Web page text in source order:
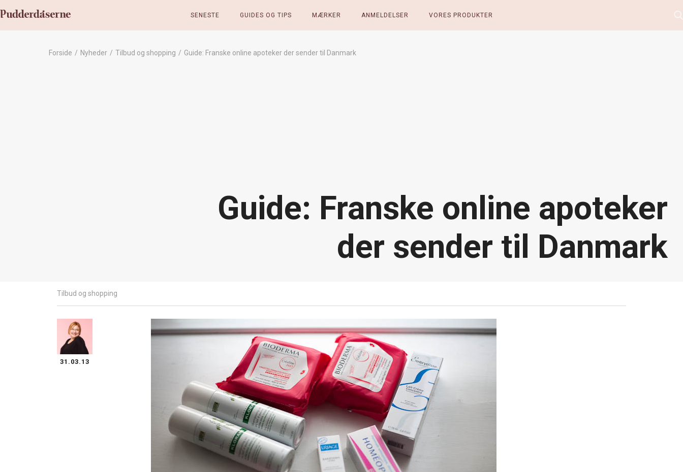
SENESTE GUIDES OG TIPS MÆRKER ANMELDELSER VORES PRODUKTER
Forside / Nyheder / Tilbud og shopping / Guide: Franske online apoteker der sender til Danmark
Guide: Franske online apoteker
der sender til Danmark
Tilbud og shopping
31.03.13